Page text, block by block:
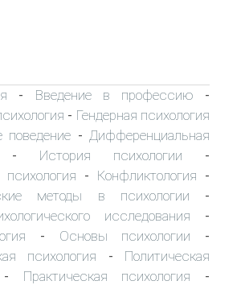
- Введение в профессию -
- Гендерная психология
поведение - Дифференциальная
История психологии -
- Конфликтология -
методы в психологии -
исследования -
- Основы психологии -
психология - Политическая
Практическая психология -